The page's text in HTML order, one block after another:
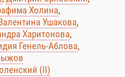
Холина,
Ушакова,
Харитонова,
Генель-Аблова,
(II)